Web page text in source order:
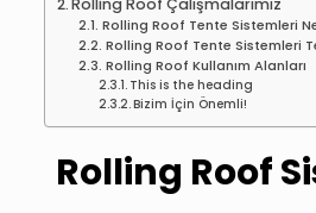
Rolling Roof Çalışmalarımız
Rolling Roof Tente Sistemleri
Rolling Roof Tente Sistemleri
Rolling Roof Kullanım Alanları
This is the heading
Bizim İçin Önemli!
Rolling Roof